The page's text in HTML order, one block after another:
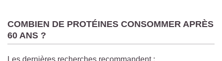
COMBIEN DE PROTÉINES CONSOMMER APRÈS
60 ANS ?
Les dernières recherches recommandent :